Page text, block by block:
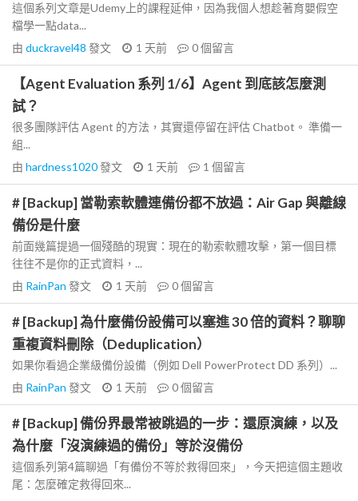
這個系列文章是Udemy上的課程延伸，因為我個人想趁著育嬰假空
檔學一點data...
由 duckravel48 發文 1 天前 0個留言
【Agent Evaluation 系列 1/6】Agent 到底該怎麼測
試？
很多團隊評估 Agent 的方法，其實還停留在評估 Chatbot。 準備一
組...
由 hardness1020發文 1 天前 1 個留言
# [Backup] 當勒索軟體連備份都不放過：Air Gap 與離線
備份是什麼
前面幾篇提過一個殘酷的現實：現在的勒索軟體攻擊，第一個目標
往往不是你的正式資料，...
由 RainPan 發文 1 天前 0個留言
# [Backup] 為什麼備份設備可以塞進 30 倍的資料？聊聊
重複資料刪除（Deduplication）
如果你看過企業級備份設備（例如 Dell PowerProtect DD 系列）...
由 RainPan 發文 1 天前 0個留言
# [Backup] 備份界最常被跳過的一步：還原演練，以及
為什麼「沒演練過的備份」等於沒備份
這個系列第4篇聊過「有備份不等於救得回來」，今天把這個主題收
尾：怎麼確定救得回來...